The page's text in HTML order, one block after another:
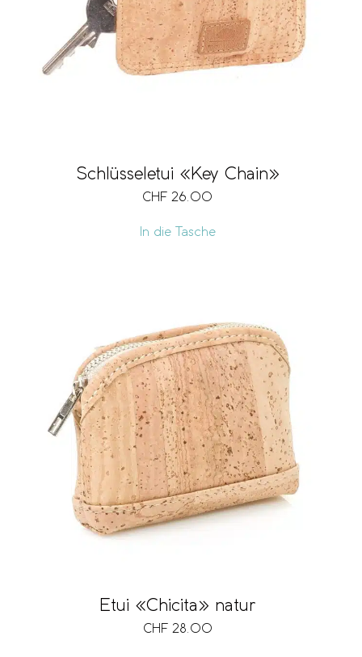
Schlüsseletui «Key Chain»
CHF 26.00
In die Tasche
Etui «Chicita» natur
CHF 28.00